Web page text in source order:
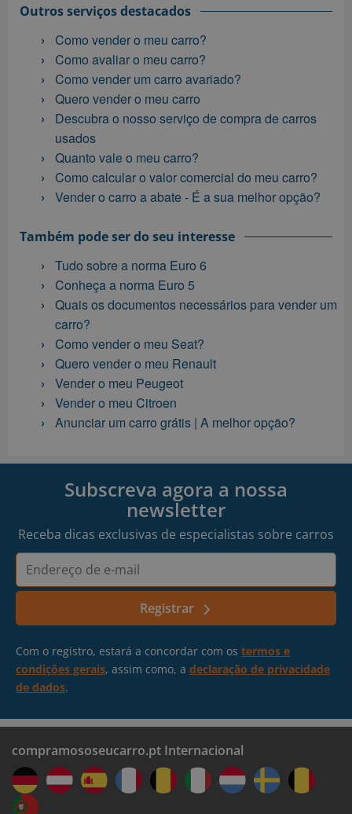
Outros serviços destacados
Como vender o meu carro?
Como avaliar o meu carro?
Como vender um carro avariado?
Quero vender o meu carro
Descubra o nosso serviço de compra de carros
usados
Quanto vale o meu carro?
Como calcular o valor comercial do meu carro?
Vender o carro a abate - É a sua melhor opção?
Também pode ser do seu interesse
Tudo sobre a norma Euro 6
Conheça a norma Euro 5
Quais os documentos necessários para vender um
carro?
Como vender o meu Seat?
Quero vender o meu Renault
Vender o meu Peugeot
Vender o meu Citroen
Anunciar um carro grátis | A melhor opção?
Subscreva agora a nossa
newsletter
Receba dicas exclusivas de especialistas sobre carros
e-
mail
Registrar
Com o registro, estará a concordar com os termos e
condições gerais, assim como, a declaração de privacidade
de dados.
compramososeucarro.pt Internacional